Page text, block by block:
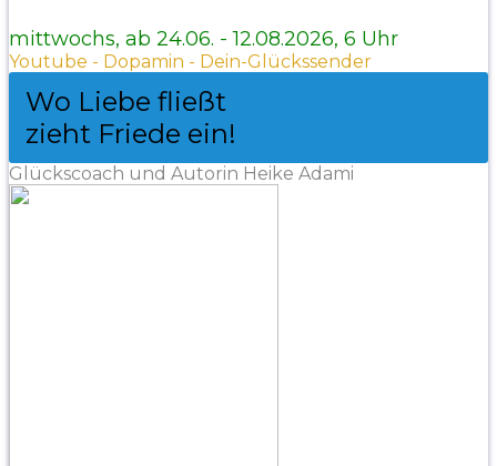
mittwochs, ab 24.06. - 12.08.2026, 6 Uhr
Youtube - Dopamin - Dein-Glückssender
Wo Liebe fließt
zieht Friede ein!
Glückscoach und Autorin Heike Adami